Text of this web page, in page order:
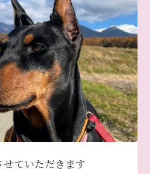
ていただきます